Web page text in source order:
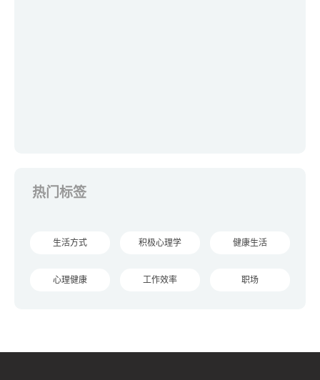
热门标签
生活方式 积极心理学 健康生活
心理健康 工作效率 职场